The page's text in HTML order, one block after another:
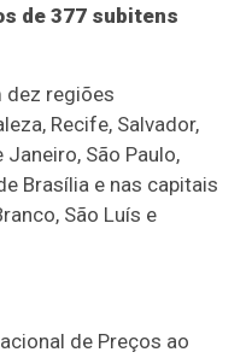
de 377 subitens
dez regiões
Recife, Salvador,
São Paulo,
Brasília e nas capitais
São Luís e
de Preços ao